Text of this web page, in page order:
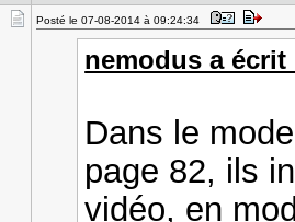
Posté le 07-08-2014 à 09:24:34
nemodus a écrit
Dans le
page 82, ils
vidéo, en